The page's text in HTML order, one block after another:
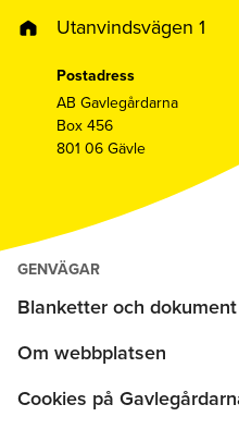
Utanvindsvägen 1
Postadress
AB Gavlegårdarna
Box 456
801 06 Gävle
GENVÄGAR
Blanketter och dokument
Om webbplatsen
Cookies på